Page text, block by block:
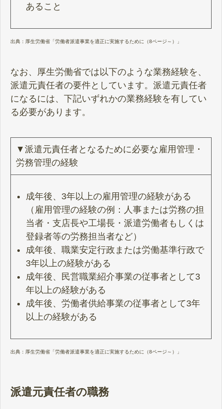
あること
出典： 厚生労働省「労働者派遣事業を適正に実施するために（8ページ～）」
なお、厚生労働省では以下のような業務経験を、
派遣元責任者の要件としています。派遣元責任者
になるには、下記いずれかの業務経験を有してい
る必要があります。
▼派遣元責任者となるために必要な雇用管理・
労務管理の経験
成年後、3年以上の雇用管理の経験がある
（雇用管理の経験の例：人事または労務の担
当者・支店長や工場長・派遣労働者もしくは
登録者等の労務担当者など）
成年後、職業安定行政または労働基準行政で
3年以上の経験がある
成年後、民営職業紹介事業の従事者として3
年以上の経験がある
成年後、労働者供給事業の従事者として3年
以上の経験がある
出典： 厚生労働省「労働者派遣事業を適正に実施するために（8ページ～）」
派遣元責任者の職務